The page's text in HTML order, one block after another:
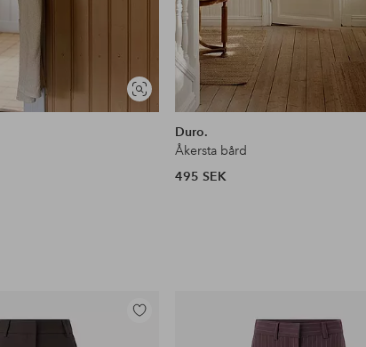
Visa
liknande
Duro.
Åkersta bård
495 SEK
Lägg